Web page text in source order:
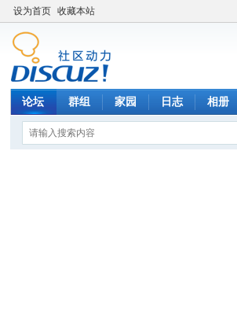
设为首页 收藏本站
论坛 群组 家园 日志 相册